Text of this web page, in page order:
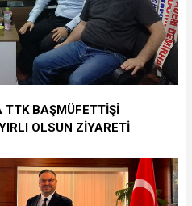
TTK BAŞMÜFETTİŞİ
OLSUN ZİYARETİ